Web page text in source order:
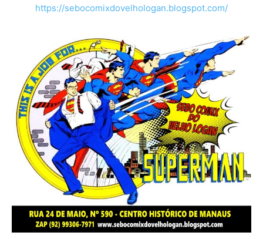
https://sebocomixdovelhologan.blogspot.com/